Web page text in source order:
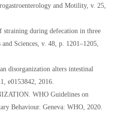
and Motility, v. 25,
during defecation in three
Sciences, v. 48, p. 1201–1205,
disorganization alters intestinal
e0153842, 2016.
WHO Guidelines on
Behaviour. Geneva: WHO, 2020.